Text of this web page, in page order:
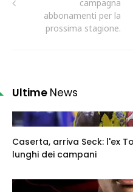
campagna
abbonamenti per la
prossima stagione.
Ultime News
Caserta, arriva Seck: l'ex
lunghi dei campani